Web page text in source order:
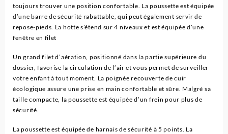
toujours trouver une position confortable. La poussette est équipée
d’une barre de sécurité rabattable, qui peut également servir de
repose-pieds. La hotte s’étend sur 4 niveaux et est équipée d’une
fenêtre en filet
Un grand filet d’aération, positionné dans la partie supérieure du
dossier, favorise la circulation de l’air et vous permet de surveiller
votre enfant à tout moment. La poignée recouverte de cuir
écologique assure une prise en main confortable et sûre. Malgré sa
taille compacte, la poussette est équipée d’un frein pour plus de
sécurité.
La poussette est équipée de harnais de sécurité à 5 points. La